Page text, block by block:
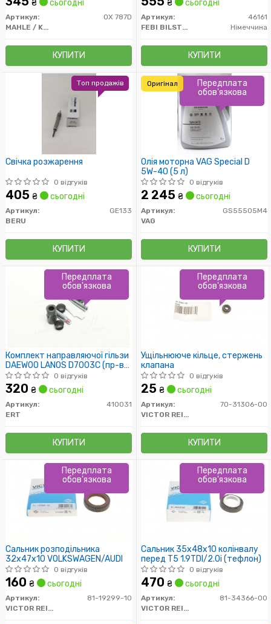
₴ сьогодні
Артикул:
OX 787D
MAHLE / KNECHT
КУПИТИ
₴ сьогодні
Артикул:
46161
FEBI BILSTEIN
Німеччина
КУПИТИ
Свічка розжарення
0 відгуків
405 ₴ сьогодні
Артикул:
GE133
BERU
КУПИТИ
Топ продажів
Олія моторна VAG Special D
5W-40 (5 л)
0 відгуків
2 245 ₴ сьогодні
Артикул:
GS55505M4
VAG
КУПИТИ
Передплата
обов'язкова
Оригінал
Комплект направляючої гільзи
DAEWOO LANOS D7003C (пр-во
ERT)
0 відгуків
320 ₴ сьогодні
Артикул:
410031
ERT
КУПИТИ
Передплата
обов'язкова
Ущільнююче кільце, стержень
клапана
0 відгуків
25 ₴ сьогодні
Артикул:
70-31306-00
VICTOR REINZ
КУПИТИ
Передплата
обов'язкова
Сальник розподільника
32x47x10 VOLKSWAGEN/AUDI
0 відгуків
160 ₴ сьогодні
Артикул:
81-19299-10
VICTOR REINZ
Передплата
обов'язкова
Сальник 35x48x10 колінвалу
перед T5 1.9TDI/2.0i (тефлон)
0 відгуків
470 ₴ сьогодні
Артикул:
81-34366-00
VICTOR REINZ
Передплата
обов'язкова